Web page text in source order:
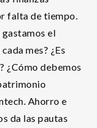
falta de tiempo.
el
mes? ¿Es
¿Cómo debemos
Ahorro e
da las pautas